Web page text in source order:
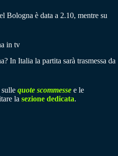
Bologna è data a 2.10, mentre su
in tv
In Italia la partita sarà trasmessa da
quote scommesse e le
la sezione dedicata.